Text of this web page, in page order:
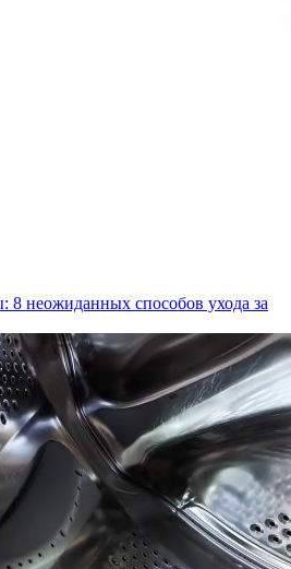
8 неожиданных способов ухода за